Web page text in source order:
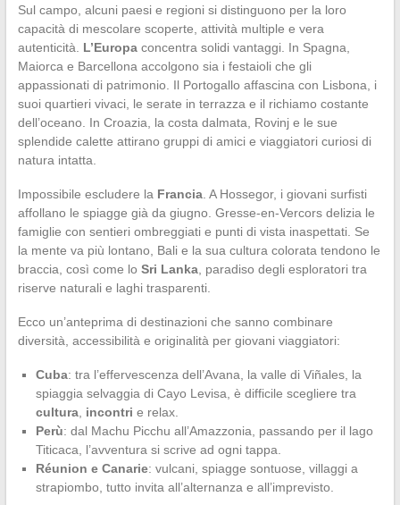
Sul campo, alcuni paesi e regioni si distinguono per la loro
capacità di mescolare scoperte, attività multiple e vera
autenticità. L’Europaconcentra solidi vantaggi. In Spagna,
Maiorca e Barcellona accolgono sia i festaioli che gli
appassionati di patrimonio. Il Portogallo affascina con Lisbona, i
suoi quartieri vivaci, le serate in terrazza e il richiamo costante
dell’oceano. In Croazia, la costa dalmata, Rovinj e le sue
splendide calette attirano gruppi di amici e viaggiatori curiosi di
natura intatta.
Impossibile escludere la Francia. A Hossegor, i giovani surfisti
affollano le spiagge già da giugno. Gresse-en-Vercors delizia le
famiglie con sentieri ombreggiati e punti di vista inaspettati. Se
la mente va più lontano, Bali e la sua cultura colorata tendono le
braccia, così come lo Sri Lanka, paradiso degli esploratori tra
riserve naturali e laghi trasparenti.
Ecco un’anteprima di destinazioni che sanno combinare
diversità, accessibilità e originalità per giovani viaggiatori:
Cuba: tra l’effervescenza dell’Avana, la valle di Viñales, la
spiaggia selvaggia di Cayo Levisa, è difficile scegliere tra
cultura, incontri e relax.
Perù: dal Machu Picchu all’Amazzonia, passando per il lago
Titicaca, l’avventura si scrive ad ogni tappa.
Réunion e Canarie: vulcani, spiagge sontuose, villaggi a
strapiombo, tutto invita all’alternanza e all’imprevisto.